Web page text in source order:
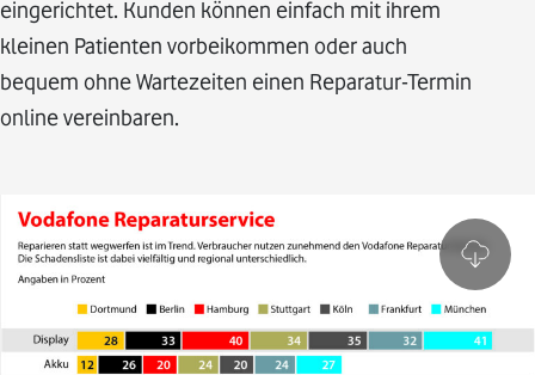
eingerichtet. Kunden können einfach mit ihrem
kleinen Patienten vorbeikommen oder auch
bequem ohne Wartezeiten einen Reparatur-Termin
online vereinbaren.